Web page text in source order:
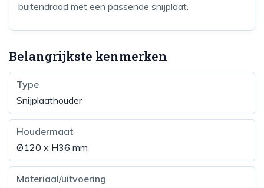
buitendraad met een passende snijplaat.
Belangrijkste kenmerken
Type
Snijplaathouder
Houdermaat
Ø120 x H36 mm
Materiaal/uitvoering